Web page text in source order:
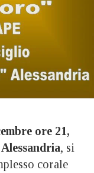
ore 21,
, si
corale